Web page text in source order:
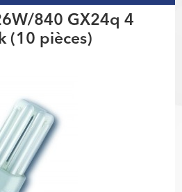
840 GX24q 4
(10 pièces)